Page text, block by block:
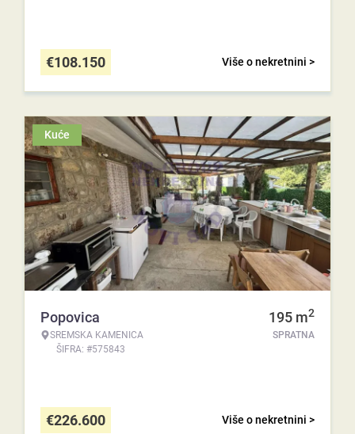
Više o nekretnini >
€108.150
Kuće
Popovica
SREMSKA KAMENICA
ŠIFRA: #575843
195 m2
SPRATNA
Više o nekretnini >
€226.600